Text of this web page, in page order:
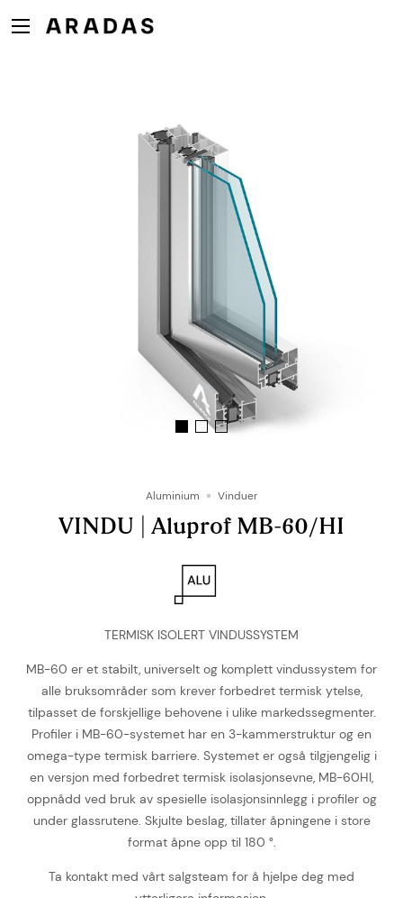
Aluminium Vinduer
VINDU | Aluprof MB-60/HI
TERMISK ISOLERT VINDUSSYSTEM
MB-60 er et stabilt, universelt og komplett vindussystem for
alle bruksområder som krever forbedret termisk ytelse,
tilpasset de forskjellige behovene i ulike markedssegmenter.
Profiler i MB-60-systemet har en 3-kammerstruktur og en
omega-type termisk barriere. Systemet er også tilgjengelig i
en versjon med forbedret termisk isolasjonsevne, MB-60HI,
oppnådd ved bruk av spesielle isolasjonsinnlegg i profiler og
under glassrutene. Skjulte beslag, tillater åpningene i store
format åpne opp til 180 °.
Ta kontakt med vårt salgsteam for å hjelpe deg med